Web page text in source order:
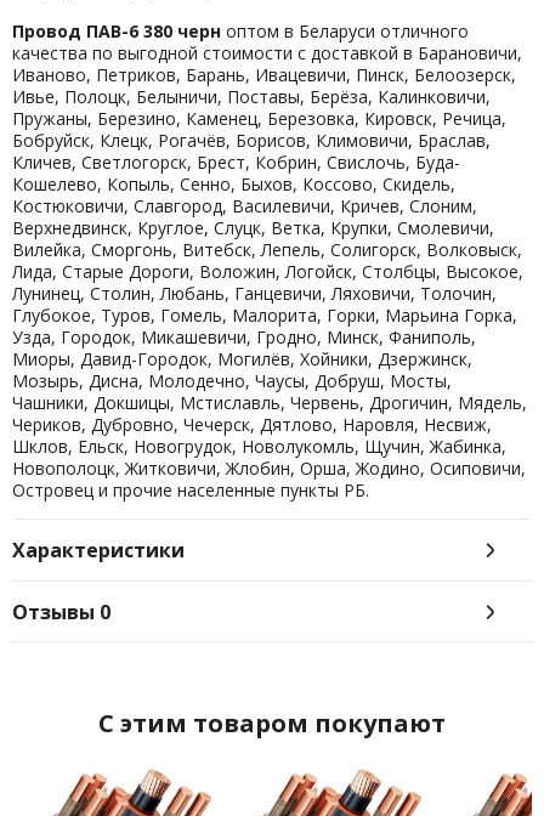
Провод ПАВ-6 380 черноптом в Беларуси отличного
качества по выгодной стоимости с доставкой в Барановичи,
Иваново, Петриков, Барань, Ивацевичи, Пинск, Белоозерск,
Ивье, Полоцк, Белыничи, Поставы, Берёза, Калинковичи,
Пружаны, Березино, Каменец, Березовка, Кировск, Речица,
Бобруйск, Клецк, Рогачёв, Борисов, Климовичи, Браслав,
Кличев, Светлогорск, Брест, Кобрин, Свислочь, Буда-
Кошелево, Копыль, Сенно, Быхов, Коссово, Скидель,
Костюковичи, Славгород, Василевичи, Кричев, Слоним,
Верхнедвинск, Круглое, Слуцк, Ветка, Крупки, Смолевичи,
Вилейка, Сморгонь, Витебск, Лепель, Солигорск, Волковыск,
Лида, Старые Дороги, Воложин, Логойск, Столбцы, Высокое,
Лунинец, Столин, Любань, Ганцевичи, Ляховичи, Толочин,
Глубокое, Туров, Гомель, Малорита, Горки, Марьина Горка,
Узда, Городок, Микашевичи, Гродно, Минск, Фаниполь,
Миоры, Давид-Городок, Могилёв, Хойники, Дзержинск,
Мозырь, Дисна, Молодечно, Чаусы, Добруш, Мосты,
Чашники, Докшицы, Мстиславль, Червень, Дрогичин, Мядель,
Чериков, Дубровно, Чечерск, Дятлово, Наровля, Несвиж,
Шклов, Ельск, Новогрудок, Новолукомль, Щучин, Жабинка,
Новополоцк, Житковичи, Жлобин, Орша, Жодино, Осиповичи,
Островец и прочие населенные пункты РБ.
Характеристики
Отзывы 0
C этим товаром покупают